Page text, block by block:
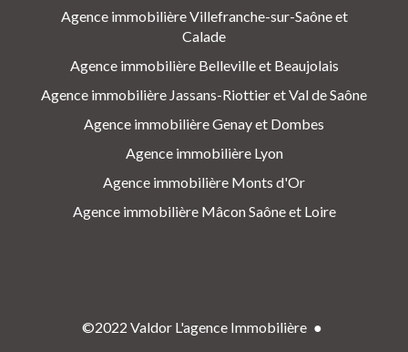
Agence immobilière Villefranche-sur-Saône et
Calade
Agence immobilière Belleville et Beaujolais
Agence immobilière Jassans-Riottier et Val de Saône
Agence immobilière Genay et Dombes
Agence immobilière Lyon
Agence immobilière Monts d'Or
Agence immobilière Mâcon Saône et Loire
©2022 Valdor L'agence Immobilière